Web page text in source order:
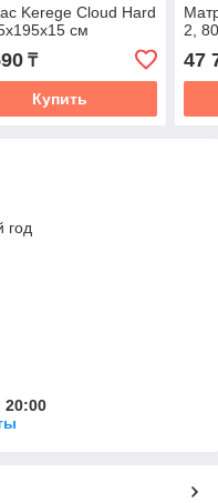
Kerege Cloud Hard
см
₸
Купить
2,
47
год
20:00